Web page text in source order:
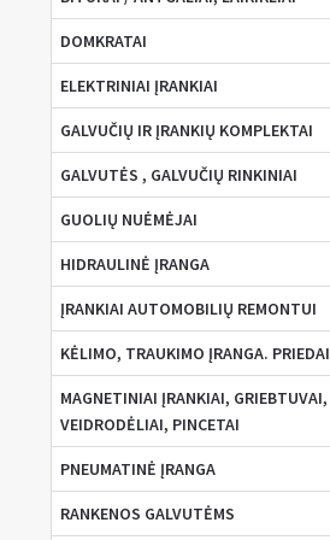
DOMKRATAI
ELEKTRINIAI ĮRANKIAI
GALVUČIŲ IR ĮRANKIŲ KOMPLEKTAI
GALVUTĖS , GALVUČIŲ RINKINIAI
GUOLIŲ NUĖMĖJAI
HIDRAULINĖ ĮRANGA
ĮRANKIAI AUTOMOBILIŲ REMONTUI
KĖLIMO, TRAUKIMO ĮRANGA. PRIEDAI
MAGNETINIAI ĮRANKIAI, GRIEBTUVAI,
VEIDRODĖLIAI, PINCETAI
PNEUMATINĖ ĮRANGA
RANKENOS GALVUTĖMS